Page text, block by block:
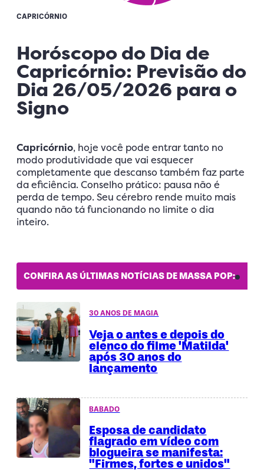
CAPRICÓRNIO
Horóscopo do Dia de
Capricórnio: Previsão do
Dia 26/05/2026 para o
Signo
Capricórnio, hoje você pode entrar tanto no
modo produtividade que vai esquecer
completamente que descanso também faz parte
da eficiência. Conselho prático: pausa não é
perda de tempo. Seu cérebro rende muito mais
quando não tá funcionando no limite o dia
inteiro.
CONFIRA AS ÚLTIMAS NOTÍCIAS DE MASSA POP:
30 ANOS DE MAGIA
Veja o antes e depois do
elenco do filme 'Matilda'
após 30 anos do
lançamento
BABADO
Esposa de candidato
flagrado em vídeo com
blogueira se manifesta:
"Firmes, fortes e unidos"